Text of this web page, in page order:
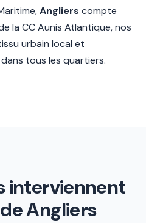
Angliers compte
la CC Aunis Atlantique, nos
urbain local et
tous les quartiers.
interviennent
Angliers